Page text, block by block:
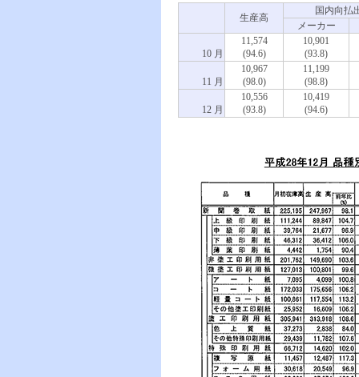
生産高
国内向払
メーカー
10 月
11,574
(94.6)
10,901
(93.8)
11 月
10,967
(98.0)
11,199
(98.8)
12 月
10,556
(93.8)
10,419
(94.6)